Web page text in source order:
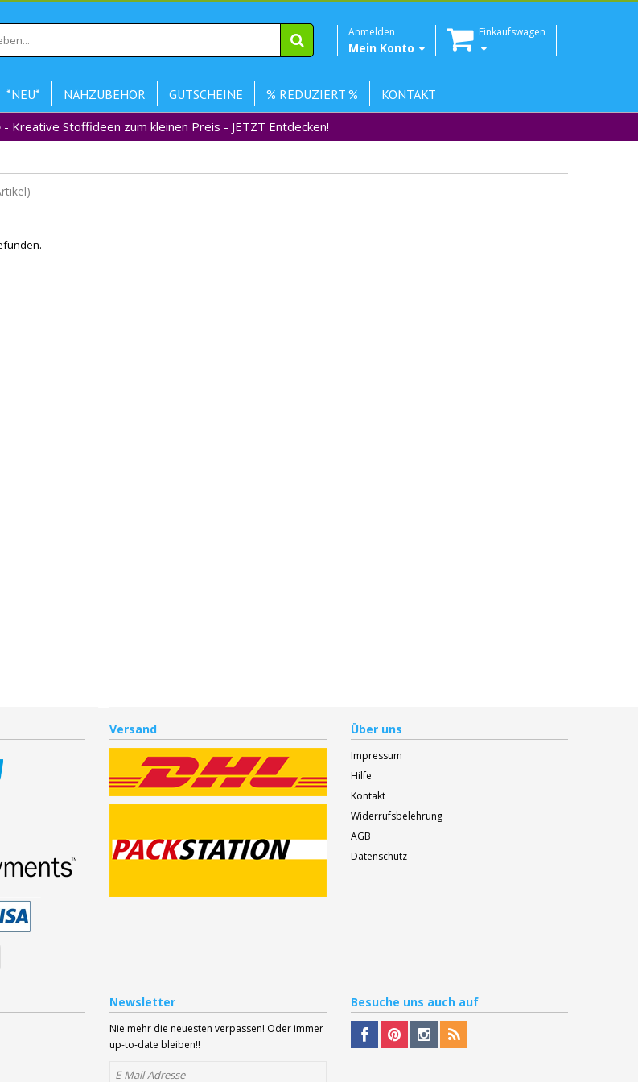
Anmelden
Mein Konto
Einkaufswagen
*NEU* NÄHZUBEHÖR GUTSCHEINE % REDUZIERT %
KONTAKT
- Kreative Stoffideen zum kleinen Preis - JETZT Entdecken!
Versand Über uns
Impressum
Hilfe
Kontakt
Widerrufsbelehrung
AGB
Datenschutz
Newsletter
Nie mehr die neuesten verpassen! Oder immer
up-to-date bleiben!!
Besuche uns auch auf